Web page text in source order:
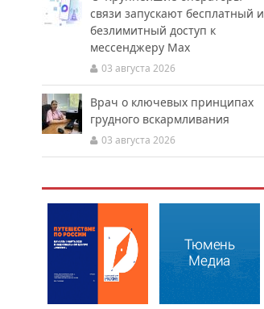
связи запускают бесплатный и
безлимитный доступ к
мессенджеру Мах
03 августа 2026
Врач о ключевых принципах
грудного вскармливания
03 августа 2026